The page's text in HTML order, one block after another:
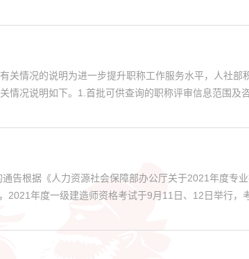
关情况的说明为进一步提升职称工作服务水平，人社部
情况说明如下。1.首批可供查询的职称评审信息范围及
告根据《人力资源社会保障部办公厅关于2021年度专
年度一级建造师资格考试于9月11日、12日举行，